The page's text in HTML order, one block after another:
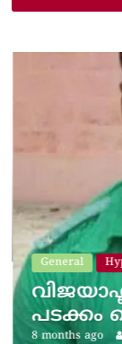
General
പടക്കം
8 months ago